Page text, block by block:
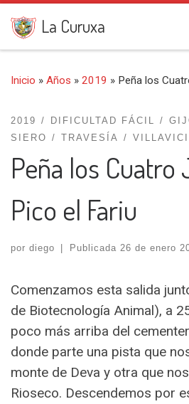
Saltar al contenido
La Curuxa
Inicio » Años » 2019 » Peña los
2019 DIFICULTAD FÁCIL
SIERO
TRAVESÍA
Peña los Cuatro
Pico el Fariu
por diego Publicada 26 de enero
Comenzamos esta salida
de Biotecnología Animal), a
poco más arriba del
donde parte una pista que
monte de Deva y otra que
Rioseco. Descendemos por